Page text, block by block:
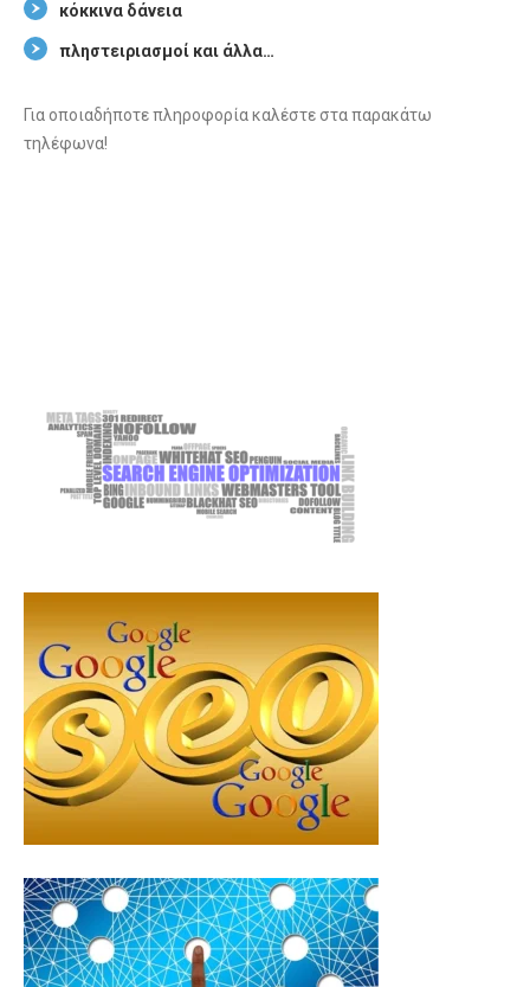
κόκκινα δάνεια
πληστειριασμοί και άλλα…
Για οποιαδήποτε πληροφορία καλέστε στα παρακάτω
τηλέφωνα!